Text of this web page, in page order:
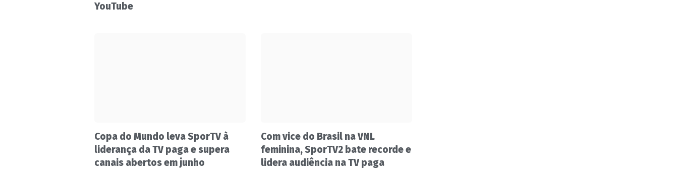
YouTube
Copa do Mundo leva SporTV à
liderança da TV paga e supera
canais abertos em junho
Com vice do Brasil na VNL
feminina, SporTV2 bate recorde e
lidera audiência na TV paga